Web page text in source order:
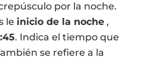
por la noche.
le inicio de la noche,
. Indica el tiempo que
se refiere a la